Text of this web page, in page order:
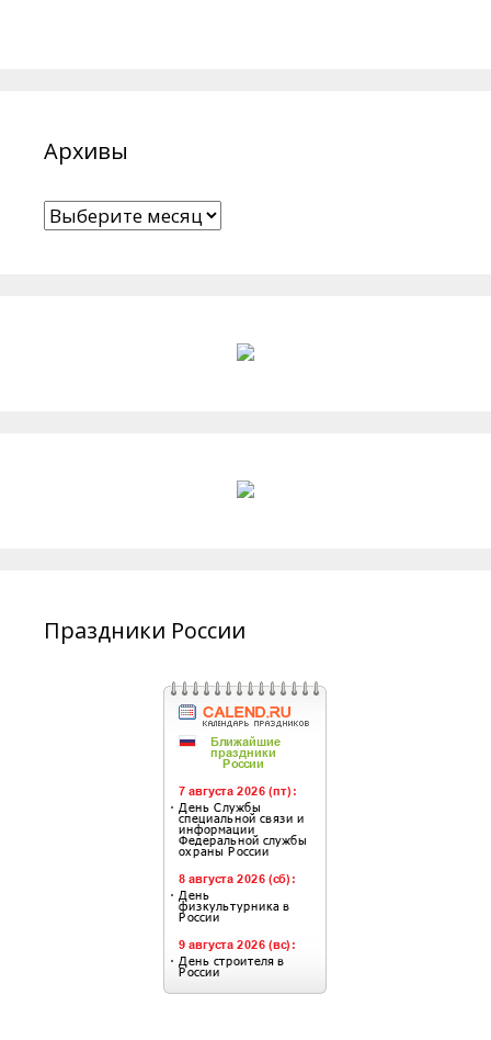
Архивы
Архивы
Праздники России